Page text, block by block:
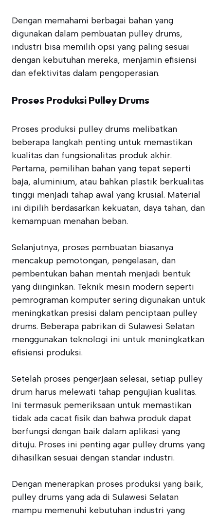
Dengan memahami berbagai bahan yang
digunakan dalam pembuatan pulley drums,
industri bisa memilih opsi yang paling sesuai
dengan kebutuhan mereka, menjamin efisiensi
dan efektivitas dalam pengoperasian.
Proses Produksi Pulley Drums
Proses produksi pulley drums melibatkan
beberapa langkah penting untuk memastikan
kualitas dan fungsionalitas produk akhir.
Pertama, pemilihan bahan yang tepat seperti
baja, aluminium, atau bahkan plastik berkualitas
tinggi menjadi tahap awal yang krusial. Material
ini dipilih berdasarkan kekuatan, daya tahan, dan
kemampuan menahan beban.
Selanjutnya, proses pembuatan biasanya
mencakup pemotongan, pengelasan, dan
pembentukan bahan mentah menjadi bentuk
yang diinginkan. Teknik mesin modern seperti
pemrograman komputer sering digunakan untuk
meningkatkan presisi dalam penciptaan pulley
drums. Beberapa pabrikan di Sulawesi Selatan
menggunakan teknologi ini untuk meningkatkan
efisiensi produksi.
Setelah proses pengerjaan selesai, setiap pulley
drum harus melewati tahap pengujian kualitas.
Ini termasuk pemeriksaan untuk memastikan
tidak ada cacat fisik dan bahwa produk dapat
berfungsi dengan baik dalam aplikasi yang
dituju. Proses ini penting agar pulley drums yang
dihasilkan sesuai dengan standar industri.
Dengan menerapkan proses produksi yang baik,
pulley drums yang ada di Sulawesi Selatan
mampu memenuhi kebutuhan industri yang